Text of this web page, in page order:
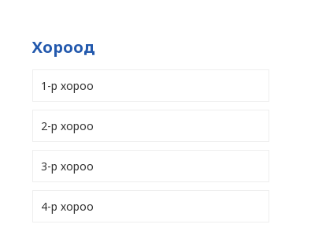
Хороод
1-р хороо
2-р хороо
3-р хороо
4-р хороо